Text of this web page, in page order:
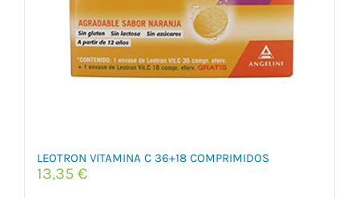
LEOTRON VITAMINA C 36+18 COMPRIMIDOS
13,35 €